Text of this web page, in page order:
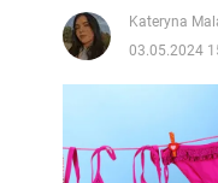
Kateryna
03.05.2024